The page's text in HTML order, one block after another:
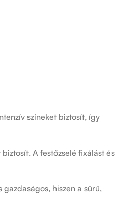
színeket biztosít, így
A festőzselé fixálást és
hiszen a sűrű,